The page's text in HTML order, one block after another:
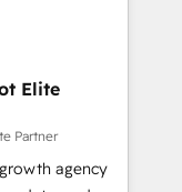
a identificar
te dará.
to
With 500+
ensures your
Our
and
Elite
Partner
agency